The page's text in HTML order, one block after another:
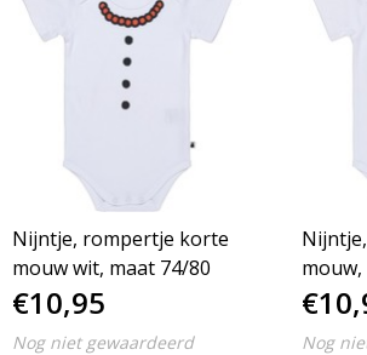
Nijntje, rompertje korte
mouw wit, maat 74/80
€10,95
Nog niet gewaardeerd
Nog